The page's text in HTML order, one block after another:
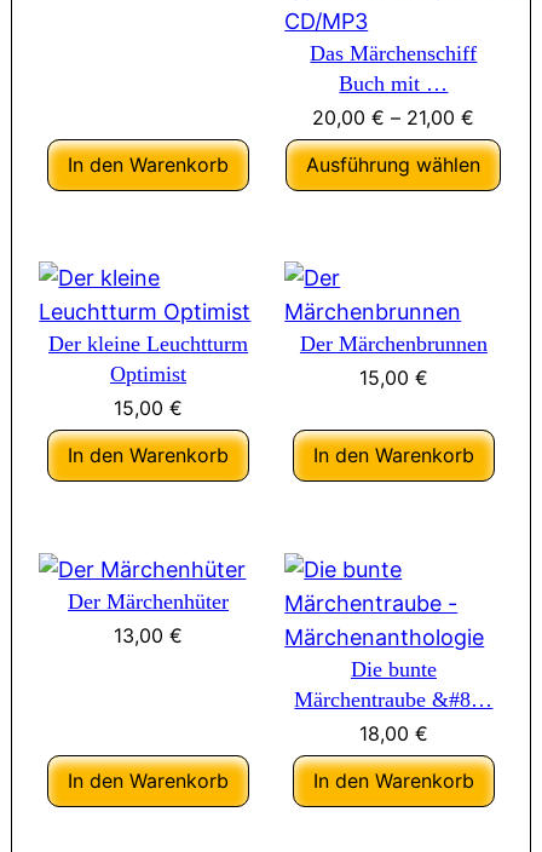
In den Warenkorb
Das Märchenschiff
Buch mit …
20,00€ – 21,00€
Ausführung wählen
Der kleine Leuchtturm
Optimist
15,00€
In den Warenkorb
Der Märchenbrunnen
15,00 €
In den Warenkorb
Der Märchenhüter
13,00€
In den Warenkorb
Die bunte
Märchentraube &#8…
18,00 €
In den Warenkorb